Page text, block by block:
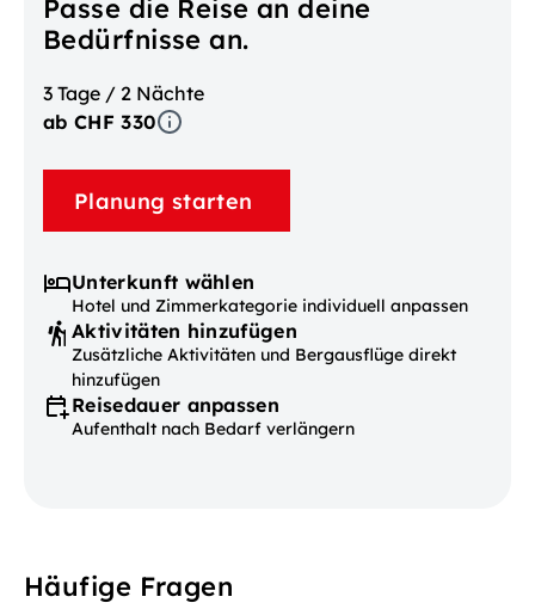
Passe die Reise an deine
Bedürfnisse an.
3 Tage / 2 Nächte
ab CHF 330
Planung starten
Unterkunft wählen
Hotel und Zimmerkategorie individuell anpassen
Aktivitäten hinzufügen
Zusätzliche Aktivitäten und Bergausflüge direkt
hinzufügen
Reisedauer anpassen
Aufenthalt nach Bedarf verlängern
Häufige Fragen